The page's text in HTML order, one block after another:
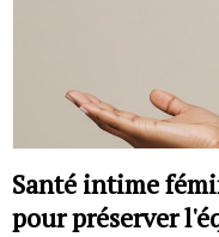
Santé intime
pour préserver